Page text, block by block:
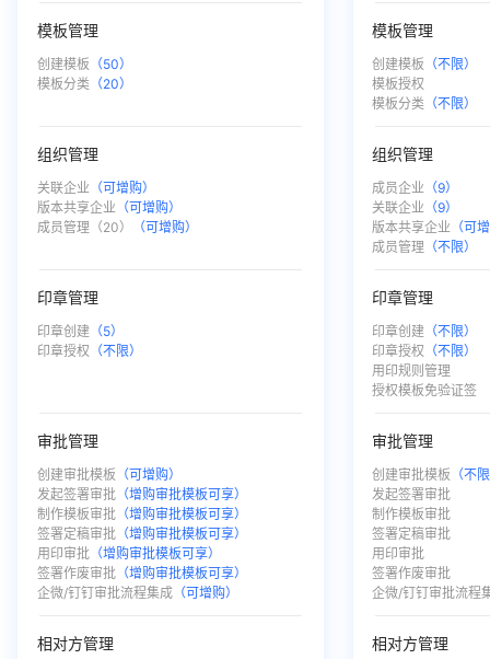
模板管理
创建模板 （50）
模板分类 （20）
组织管理
关联企业（可增购）
版本共享企业（可增购）
成员管理（20）
（可增购）
印章管理
印章创建（5）
印章授权 （不限）
审批管理
创建审批模板 （可增购）
发起签署审批（增购审批模板可享）
制作模板审批（增购审批模板可享）
签署定稿审批（增购审批模板可享）
用印审批（增购审批模板可享）
签署作废审批（增购审批模板可享）
企微/钉钉审批流程集成（可增购）
相对方管理
模板管理
创建模板 （不限）
模板授权
模板分类 （不限）
组织管理
成员企业 （9）
关联企业 （9）
版本共享企业 （可
成员管理 （不限）
印章管理
印章创建 （不限）
印章授权 （不限）
用印规则管理
授权模板免验证签
审批管理
创建审批模板 （不
发起签署审批
制作模板审批
签署定稿审批
用印审批
签署作废审批
企微/钉钉审批流程
相对方管理